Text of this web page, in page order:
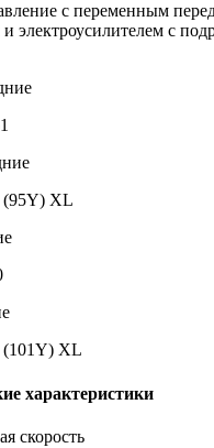
с переменным
электроусилителем c
(95Y) XL
(101Y) XL
характеристики
скорость